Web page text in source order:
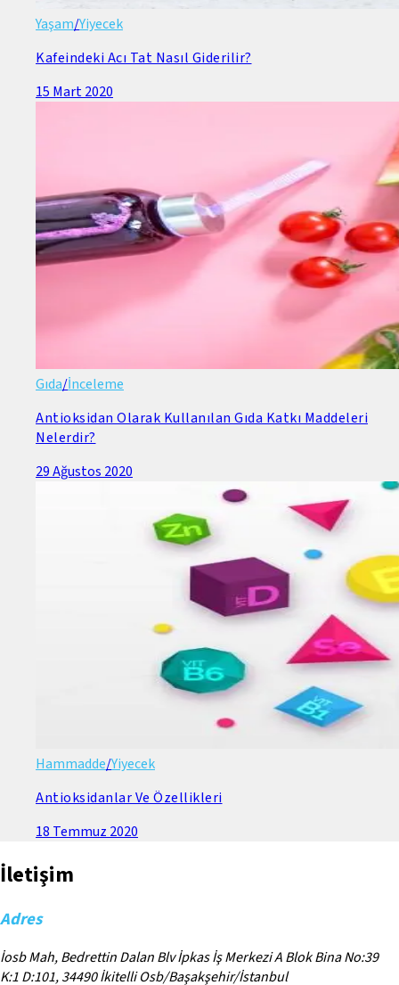
Yaşam/Yiyecek
Kafeindeki Acı Tat Nasıl Giderilir?
15 Mart 2020
Gıda/İnceleme
Antioksidan Olarak Kullanılan Gıda Katkı Maddeleri
Nelerdir?
29 Ağustos 2020
Hammadde/Yiyecek
Antioksidanlar Ve Özellikleri
18 Temmuz 2020
İletişim
Adres
İosb Mah, Bedrettin Dalan Blv İpkas İş Merkezi A Blok Bina No:39
K:1 D:101, 34490 İkitelli Osb/Başakşehir/İstanbul